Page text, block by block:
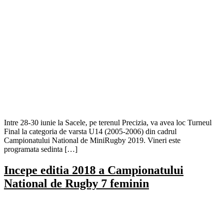
Intre 28-30 iunie la Sacele, pe terenul Precizia, va avea loc Turneul
Final la categoria de varsta U14 (2005-2006) din cadrul
Campionatului National de MiniRugby 2019. Vineri este
programata sedinta […]
Incepe editia 2018 a Campionatului
National de Rugby 7 feminin